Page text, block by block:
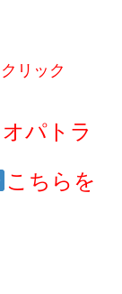
リック
パトラ
こちらを